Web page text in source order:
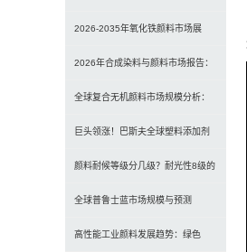
2033）：无机颜料主导，涂料为最
大应用
2026-2035年氧化铁颜料市场展
望：全球规模将达41亿美元，建筑
行业领跑
2026年合成染料与颜料市场报告：
规模、趋势及2030年增长预测
（CAGR 7.1%）
全球复合无机颜料市场规模分析：
2035年达5.39亿美元，建筑与涂料
需求推动增长
巨头领涨！巴斯夫全球塑料添加剂
涨价20% 原材料成本推高行业价格
颜料耐候等级分几级？耐光性8级的
定义及耐候性测试标准解析
全球普鲁士蓝市场规模与预测
（2026-2034）：按类型、形式、
高性能工业颜料发展趋势：绿色